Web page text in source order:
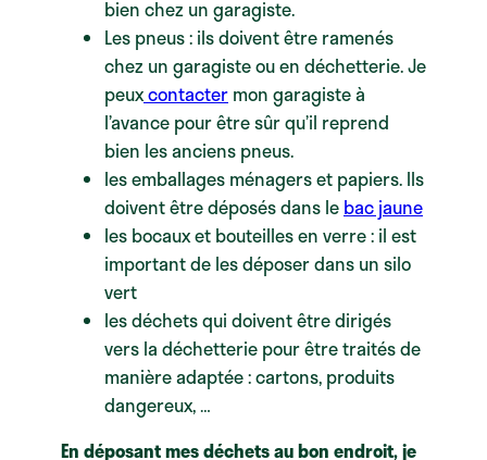
bien chez un garagiste.
Les pneus : ils doivent être ramenés
chez un garagiste ou en déchetterie. Je
peuxcontacter mon garagiste à
l’avance pour être sûr qu’il reprend
bien les anciens pneus.
les emballages ménagers et papiers. Ils
doivent être déposés dans le bac jaune
les bocaux et bouteilles en verre : il est
important de les déposer dans un silo
vert
les déchets qui doivent être dirigés
vers la déchetterie pour être traités de
manière adaptée : cartons, produits
dangereux, …
En déposant mes déchets au bon endroit, je